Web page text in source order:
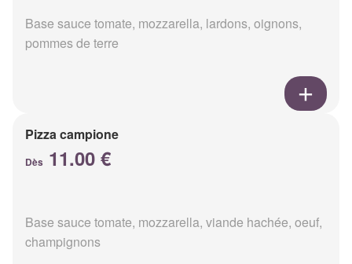
Base sauce tomate, mozzarella, lardons, oignons,
pommes de terre
Pizza campione
Dès 11.00 €
Base sauce tomate, mozzarella, viande hachée, oeuf,
champignons